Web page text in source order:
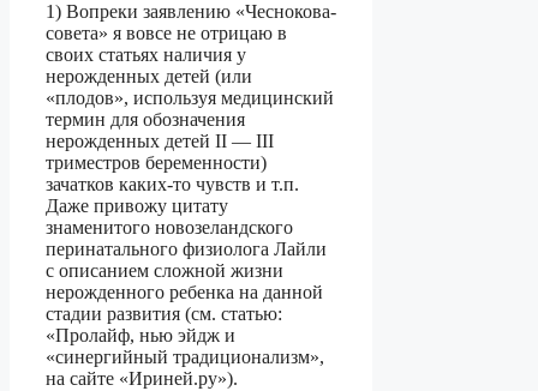
1) Вопреки заявлению «Чеснокова-
совета» я вовсе не отрицаю в
своих статьях наличия у
нерожденных детей (или
«плодов», используя медицинский
термин для обозначения
нерожденных детей II — III
триместров беременности)
зачатков каких-то чувств и т.п.
Даже привожу цитату
знаменитого новозеландского
перинатального физиолога Лайли
с описанием сложной жизни
нерожденного ребенка на данной
стадии развития (см. статью:
«Пролайф, нью эйдж и
«синергийный традиционализм»,
на сайте «Ириней.ру»).